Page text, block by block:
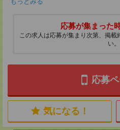
応募が集まった
この求人は応募が集まり次第、掲載
い。
応募
気になる！